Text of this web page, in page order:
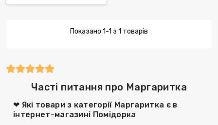
Показано 1-1 з 1 товарів
Часті питання про Маргаритка
❤ Які товари з категорії Маргаритка є в
інтернет-магазині Помідорка